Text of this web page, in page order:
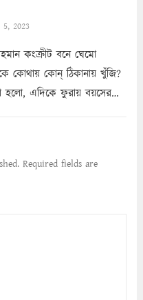
2023
কংক্রীট বনে ঘেমো
কোথায় কোন্‌ ঠিকানায় খুঁজি?
হলো, এদিকে ফুরায় বয়সের
তোমার গহন ঊর্মিল যৌবন
Required fields are